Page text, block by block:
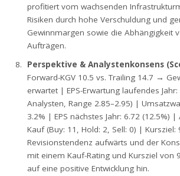
profitiert vom wachsenden
Risiken durch hohe Verschuldung und
Gewinnmargen sowie die Abhängigkeit
Aufträgen.
Perspektive & Analystenkonsens
Forward-KGV 10.5 vs. Trailing 14.7 →
erwartet | EPS-Erwartung laufendes Jahr:
Analysten, Range 2.85–2.95) |
3.2% | EPS nächstes Jahr: 6.72 (12.5%)
Kauf (Buy: 11, Hold: 2, Sell: 0) | Kursziel:
Revisionstendenz aufwärts und der
mit einem Kauf-Rating und Kursziel von
auf eine positive Entwicklung hin.